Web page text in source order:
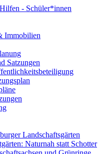
- Schüler*innen
Immobilien
Satzungen
Landschaftsgärten
Naturnah statt Schotter